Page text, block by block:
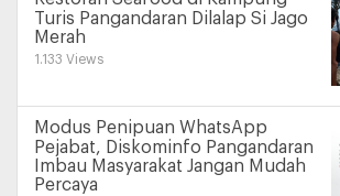
Turis Pangandaran Dilalap Si Jago
Merah
1.133 Views
Modus Penipuan WhatsApp
Pejabat, Diskominfo Pangandaran
Imbau Masyarakat Jangan Mudah
Percaya